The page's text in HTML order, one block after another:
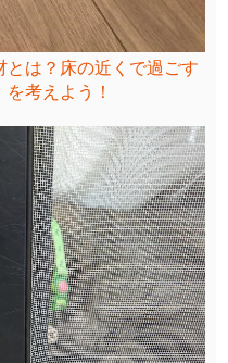
は？床の近くで過ごす
考えよう！